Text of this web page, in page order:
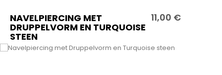
NAVELPIERCING MET
DRUPPELVORM EN TURQUOISE
STEEN
11,00 €